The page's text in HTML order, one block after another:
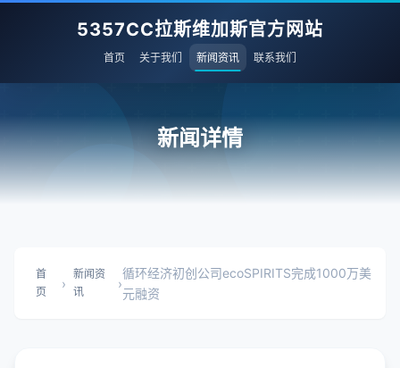
5357CC拉斯维加斯官方网站
首页 关于我们 新闻资讯 联系我们
新闻详情
首
页
›
新闻资
讯
›
循环经济初创公司ecoSPIRITS完成1000万美
元融资